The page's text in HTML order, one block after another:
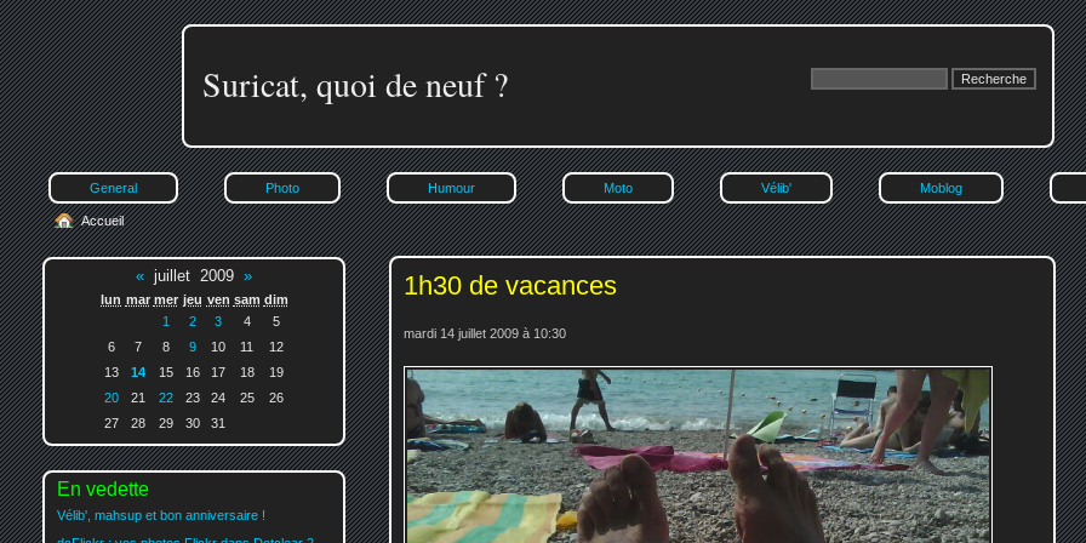
Suricat, quoi de neuf ?
General Photo Humour Moto Vélib' Moblog
1h30 de vacances
mardi 14 juillet 2009 à 10:30
Accueil
« juillet 2009 »
lun mar mer jeu ven sam dim
1
2 3 4
5
6
7 8 9 10 11
12
13
14 15 16 17 18
19
20
21 22 23 24 25
26
27
28 29 30 31
En vedette
Vélib', mahsup et bon anniversaire !